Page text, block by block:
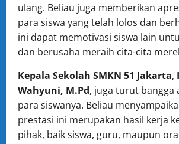
ulang. Beliau juga memberikan
para siswa yang telah lolos dan
ini dapat memotivasi siswa lain
dan berusaha meraih cita-cita
Kepala Sekolah SMKN 51 Jakarta,
Wahyuni, M.Pd, juga turut bangga
para siswanya. Beliau
prestasi ini merupakan hasil kerja
pihak, baik siswa, guru, maupun